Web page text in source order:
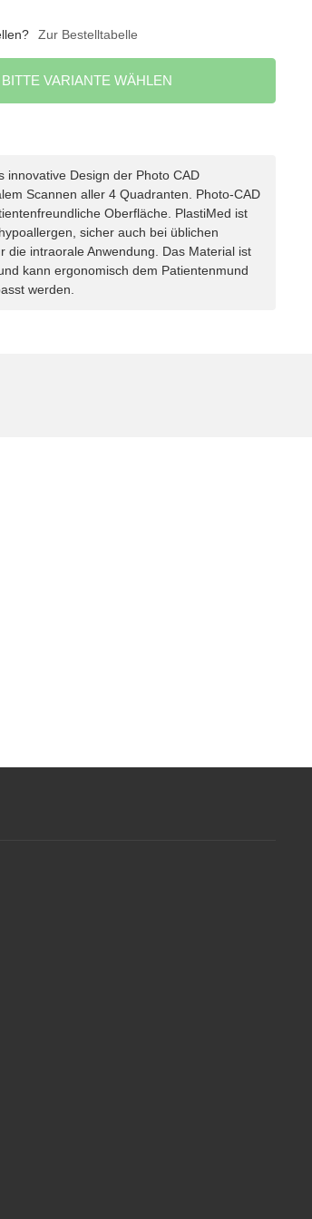
Zur Bestelltabelle
BITTE VARIANTE WÄHLEN
innovative Design der Photo CAD
Scannen aller 4 Quadranten. Photo-CAD
Oberfläche. PlastiMed ist
sicher auch bei üblichen
die intraorale Anwendung. Das Material ist
kann ergonomisch dem Patientenmund
werden.